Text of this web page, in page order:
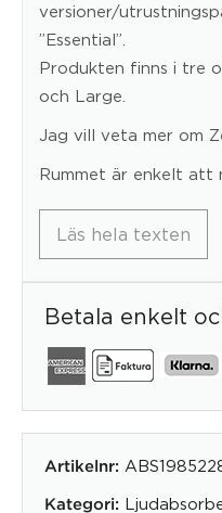
versioner/
”Essential”.
Produkten finns i tre
och Large.
Jag vill veta mer om
Rummet är enkelt att
Läs hela texten
Betala enkelt
Artikelnr:
Kategori: